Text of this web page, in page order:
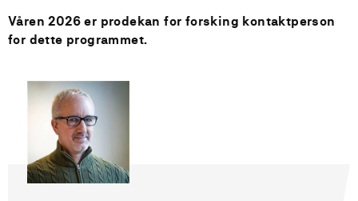
Våren 2026 er prodekan for forsking kontaktperson
for dette programmet.